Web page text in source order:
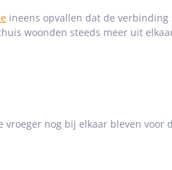
ineens opvallen dat de verbinding
woonden steeds meer uit
nog bij elkaar bleven voor